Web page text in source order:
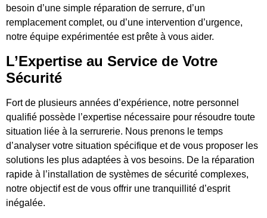
besoin d’une simple réparation de serrure, d’un
remplacement complet, ou d’une intervention d’urgence,
notre équipe expérimentée est prête à vous aider.
L’Expertise au Service de Votre
Sécurité
Fort de plusieurs années d’expérience, notre personnel
qualifié possède l’expertise nécessaire pour résoudre toute
situation liée à la serrurerie. Nous prenons le temps
d’analyser votre situation spécifique et de vous proposer les
solutions les plus adaptées à vos besoins. De la réparation
rapide à l’installation de systèmes de sécurité complexes,
notre objectif est de vous offrir une tranquillité d’esprit
inégalée.